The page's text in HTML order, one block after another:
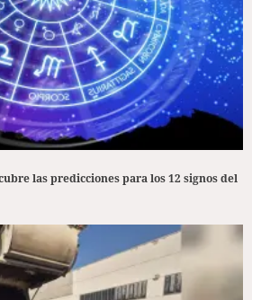
las predicciones para los 12 signos del